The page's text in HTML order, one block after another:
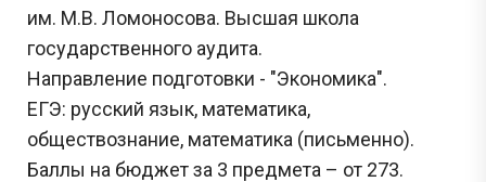
им. М.В. Ломоносова. Высшая школа
государственного аудита.
Направление подготовки - "Экономика".
ЕГЭ: русский язык, математика,
обществознание, математика (письменно).
Баллы на бюджет за 3 предмета – от 273.